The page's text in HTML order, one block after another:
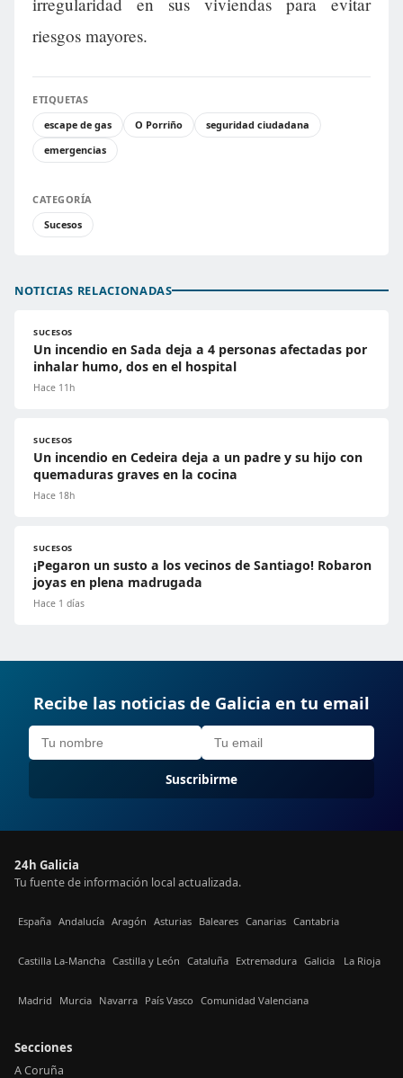
riesgos mayores.
ETIQUETAS
escape de gas
O Porriño
seguridad ciudadana
emergencias
CATEGORÍA
Sucesos
NOTICIAS RELACIONADAS
SUCESOS
Un incendio en Sada deja a 4 personas afectadas por
inhalar humo, dos en el hospital
Hace 11h
SUCESOS
Un incendio en Cedeira deja a un padre y su hijo con
quemaduras graves en la cocina
Hace 18h
SUCESOS
¡Pegaron un susto a los vecinos de Santiago! Robaron
joyas en plena madrugada
Hace 1 días
Recibe las noticias de Galicia en tu email
Suscribirme
24h Galicia
Tu fuente de información local actualizada.
España Andalucía Aragón Asturias Baleares Canarias Cantabria
Castilla La-Mancha Castilla y León Cataluña Extremadura Galicia La Rioja
Madrid Murcia Navarra País Vasco Comunidad Valenciana
Secciones
A Coruña